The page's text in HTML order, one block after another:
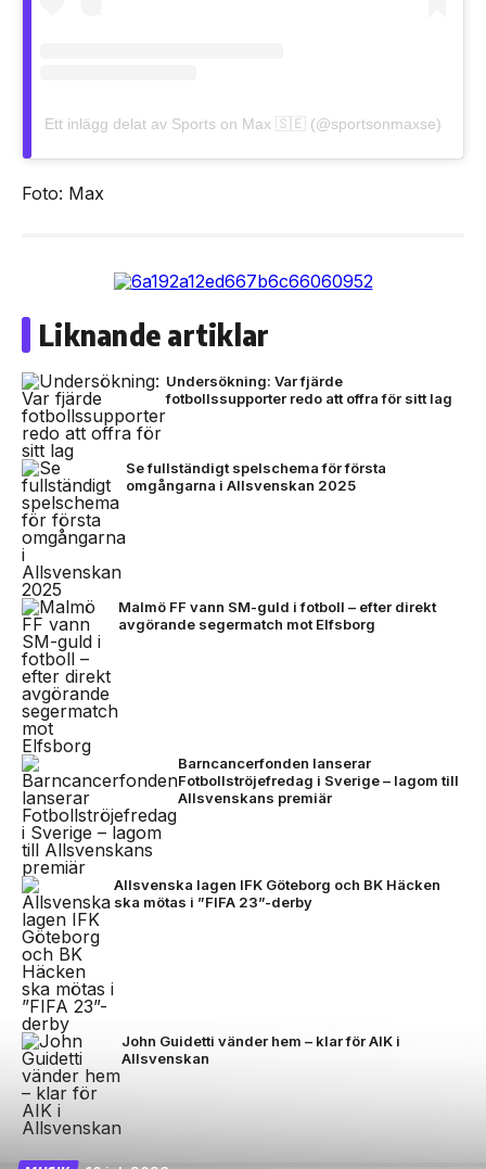
Ett inlägg delat av Sports on Max 🇸🇪 (@sportsonmaxse)
Foto: Max
Liknande artiklar
Undersökning: Var fjärde
fotbollssupporter redo att offra för sitt lag
Se fullständigt spelschema för första
omgångarna i Allsvenskan 2025
Malmö FF vann SM-guld i fotboll – efter direkt
avgörande segermatch mot Elfsborg
Barncancerfonden lanserar
Fotbollströjefredag i Sverige – lagom till
Allsvenskans premiär
Allsvenska lagen IFK Göteborg och BK Häcken
ska mötas i ”FIFA 23”-derby
John Guidetti vänder hem – klar för AIK i
Allsvenskan